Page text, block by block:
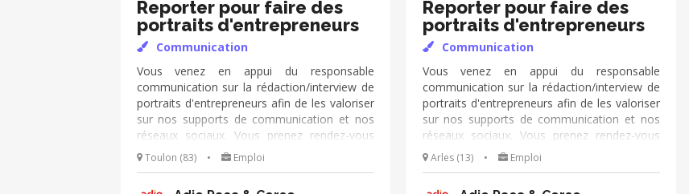
Reporter pour faire des
portraits d'entrepreneurs
Communication
Vous venez en appui du responsable
communication sur la rédaction/interview de
portraits d'entrepreneurs afin de les valoriser
sur nos supports de communication et nos
réseaux sociaux. Vous prenez rendez-vous
avec des clients, les interviewez, prenez des
photos, rédigez des portraits. Mission qui
Toulon (83) • Emploi
Reporter pour faire des
portraits d'entrepreneurs
Communication
Vous venez en appui du responsable
communication sur la rédaction/interview de
portraits d'entrepreneurs afin de les valoriser
sur nos supports de communication et nos
réseaux sociaux. Vous prenez rendez-vous
avec des clients, les interviewez, prenez des
photos, rédigez des portraits. Mission qui
Arles (13) • Emploi